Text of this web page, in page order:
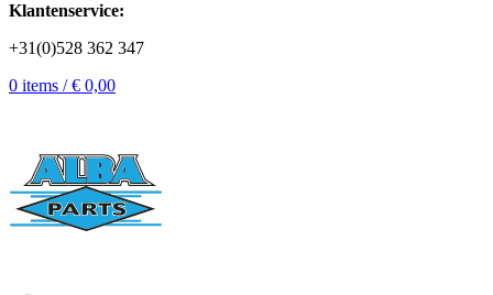
Klantenservice:
+31(0)528 362 347
0 items / € 0,00